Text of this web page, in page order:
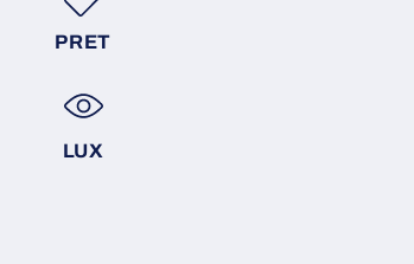
PRET
LUX